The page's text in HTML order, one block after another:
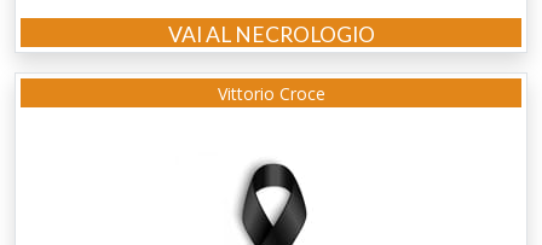
VAI AL NECROLOGIO
Vittorio Croce